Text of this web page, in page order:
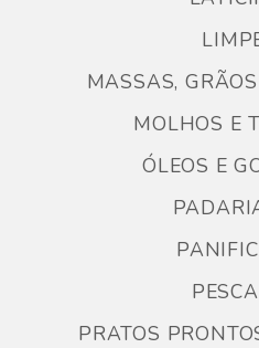
MASSAS,
MOLHOS E
ÓLEOS E
PRATOS